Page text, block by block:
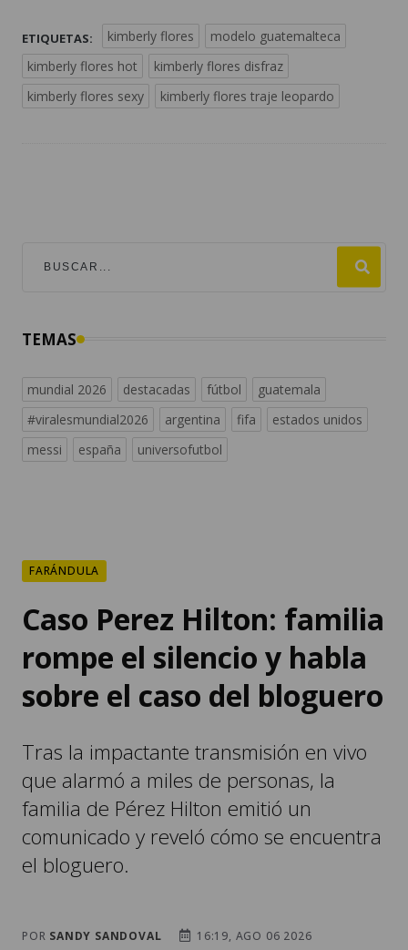
ETIQUETAS: kimberly flores
modelo guatemalteca
kimberly flores hot
kimberly flores disfraz
kimberly flores sexy
kimberly flores traje leopardo
TEMAS
mundial 2026 destacadas fútbol
guatemala
#viralesmundial2026
argentina fifa
estados unidos
messi
españa universofutbol
FARÁNDULA
Caso Perez Hilton: familia
rompe el silencio y habla
sobre el caso del bloguero
Tras la impactante transmisión en vivo
que alarmó a miles de personas, la
familia de Pérez Hilton emitió un
comunicado y reveló cómo se encuentra
el bloguero.
POR SANDY SANDOVAL
16:19, AGO 06 2026